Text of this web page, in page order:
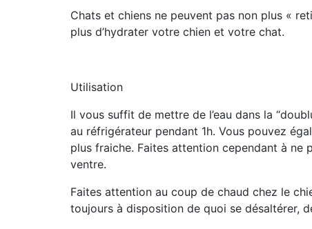
Chats et chiens ne peuvent pas non plus «
plus d’hydrater votre chien et votre chat.
Utilisation
Il vous suffit de mettre de l’eau dans la
au réfrigérateur pendant 1h. Vous pouvez
plus fraiche. Faites attention cependant à ne
ventre.
Faites attention au coup de chaud chez le
toujours à disposition de quoi se désaltérer,